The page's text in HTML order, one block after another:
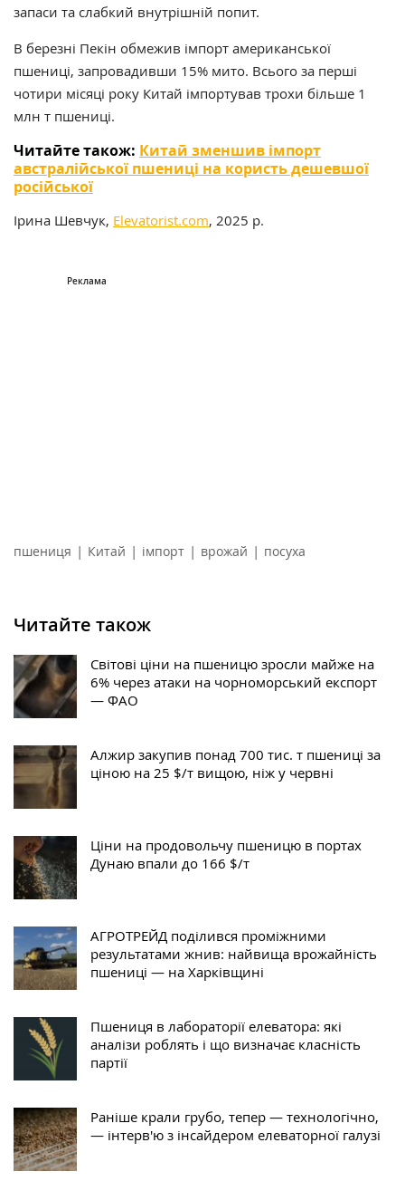
запаси та слабкий внутрішній попит.
В березні Пекін обмежив імпорт американської
пшениці, запровадивши 15% мито. Всього за перші
чотири місяці року Китай імпортував трохи більше 1
млн т пшениці.
Читайте також: Китай зменшив імпорт
австралійської пшениці на користь дешевшої
російської
Ірина Шевчук, Elevatorist.com, 2025 р.
пшениця | Китай | імпорт | врожай | посуха
Читайте також
Світові ціни на пшеницю зросли майже на
6% через атаки на чорноморський експорт
— ФАО
Алжир закупив понад 700 тис. т пшениці за
ціною на 25 $/т вищою, ніж у червні
Ціни на продовольчу пшеницю в портах
Дунаю впали до 166 $/т
АГРОТРЕЙД поділився проміжними
результатами жнив: найвища врожайність
пшениці — на Харківщині
Пшениця в лабораторії елеватора: які
аналізи роблять і що визначає класність
партії
Раніше крали грубо, тепер — технологічно,
— інтерв'ю з інсайдером елеваторної галузі